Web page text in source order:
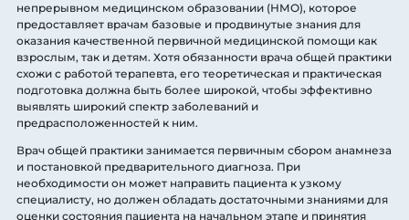
непрерывном медицинском образовании (НМО), которое
предоставляет врачам базовые и продвинутые знания для
оказания качественной первичной медицинской помощи как
взрослым, так и детям. Хотя обязанности врача общей практики
схожи с работой терапевта, его теоретическая и практическая
подготовка должна быть более широкой, чтобы эффективно
выявлять широкий спектр заболеваний и
предрасположенностей к ним.
Врач общей практики занимается первичным сбором анамнеза
и постановкой предварительного диагноза. При
необходимости он может направить пациента к узкому
специалисту, но должен обладать достаточными знаниями для
оценки состояния пациента на начальном этапе и принятия